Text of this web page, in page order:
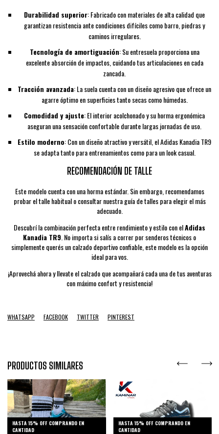
Durabilidad superior: Fabricado con materiales de alta calidad que
garantizan resistencia ante condiciones difíciles como barro, piedras y
caminos irregulares.
Tecnología de amortiguación: Su entresuela proporciona una
excelente absorción de impactos, cuidando tus articulaciones en cada
zancada.
Tracción avanzada: La suela cuenta con un diseño agresivo que ofrece un
agarre óptimo en superficies tanto secas como húmedas.
Comodidad y ajuste: El interior acolchonado y su horma ergonómica
aseguran una sensación confortable durante largas jornadas de uso.
Estilo moderno: Con un diseño atractivo y versátil, el Adidas Kanadia TR9
se adapta tanto para entrenamientos como para un look casual.
RECOMENDACIÓN DE TALLE
Este modelo cuenta con una horma estándar. Sin embargo, recomendamos
probar el talle habitual o consultar nuestra guía de talles para elegir el más
adecuado.
Descubrí la combinación perfecta entre rendimiento y estilo con elAdidas
Kanadia TR9 . No importa si salís a correr por senderos técnicos o
simplemente querés un calzado deportivo confiable, este modelo es la opción
ideal para vos.
¡Aprovechá ahora y llevate el calzado que acompañará cada una de tus aventuras
con máximo confort y resistencia!
WHATSAPP FACEBOOK TWITTER PINTEREST
PRODUCTOS SIMILARES
HASTA 15% OFF COMPRANDO EN
CANTIDAD
HASTA 15% OFF COMPRANDO EN
CANTIDAD